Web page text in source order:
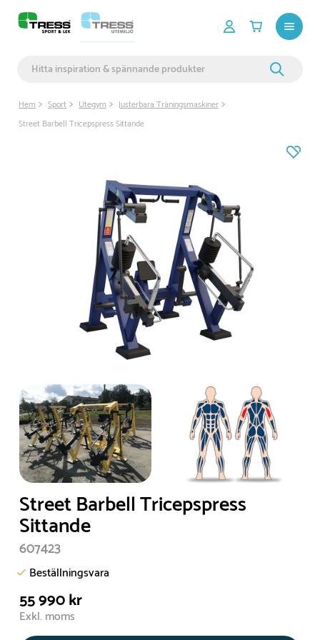
Hem Sport Utegym
Justerbara Träningsmaskiner
Street Barbell Tricepspress Sittande
Street Barbell Tricepspress
Sittande
607423
Beställningsvara
55 990 kr
Exkl. moms